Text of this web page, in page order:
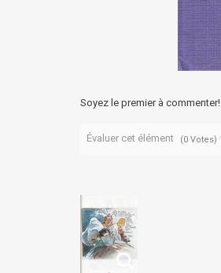
Soyez le premier à commenter!
Évaluer cet élément (0 Votes)